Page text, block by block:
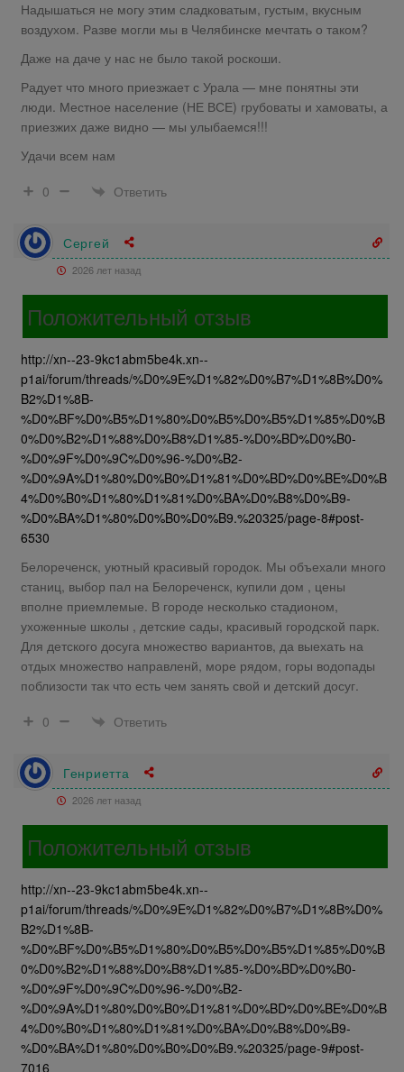
Надышаться не могу этим сладковатым, густым, вкусным
воздухом. Разве могли мы в Челябинске мечтать о таком?
Даже на даче у нас не было такой роскоши.
Радует что много приезжает с Урала — мне понятны эти
люди. Местное население (НЕ ВСЕ) грубоваты и хамоваты, а
приезжих даже видно — мы улыбаемся!!!
Удачи всем нам
0
Ответить
Сергей
2026 лет назад
Положительный отзыв
http://xn--23-9kc1abm5be4k.xn--
p1ai/forum/threads/%D0%9E%D1%82%D0%B7%D1%8B%D0%
B2%D1%8B-
%D0%BF%D0%B5%D1%80%D0%B5%D0%B5%D1%85%D0%B
0%D0%B2%D1%88%D0%B8%D1%85-%D0%BD%D0%B0-
%D0%9F%D0%9C%D0%96-%D0%B2-
%D0%9A%D1%80%D0%B0%D1%81%D0%BD%D0%BE%D0%B
4%D0%B0%D1%80%D1%81%D0%BA%D0%B8%D0%B9-
%D0%BA%D1%80%D0%B0%D0%B9.%20325/page-8#post-
6530
Белореченск, уютный красивый городок. Мы объехали много
станиц, выбор пал на Белореченск, купили дом , цены
вполне приемлемые. В городе несколько стадионом,
ухоженные школы , детские сады, красивый городской парк.
Для детского досуга множество вариантов, да выехать на
отдых множество направленй, море рядом, горы водопады
поблизости так что есть чем занять свой и детский досуг.
0
Ответить
Генриетта
2026 лет назад
Положительный отзыв
http://xn--23-9kc1abm5be4k.xn--
p1ai/forum/threads/%D0%9E%D1%82%D0%B7%D1%8B%D0%
B2%D1%8B-
%D0%BF%D0%B5%D1%80%D0%B5%D0%B5%D1%85%D0%B
0%D0%B2%D1%88%D0%B8%D1%85-%D0%BD%D0%B0-
%D0%9F%D0%9C%D0%96-%D0%B2-
%D0%9A%D1%80%D0%B0%D1%81%D0%BD%D0%BE%D0%B
4%D0%B0%D1%80%D1%81%D0%BA%D0%B8%D0%B9-
%D0%BA%D1%80%D0%B0%D0%B9.%20325/page-9#post-
7016